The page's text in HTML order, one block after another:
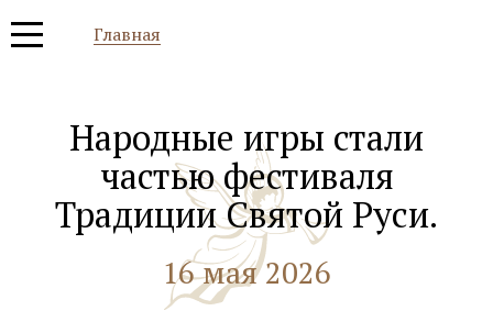
Главная
Народные игры стали
частью фестиваля
Традиции Святой Руси.
16 мая 2026